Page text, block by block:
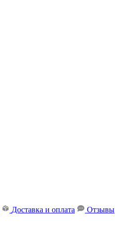
Доставка и оплата Отзывы